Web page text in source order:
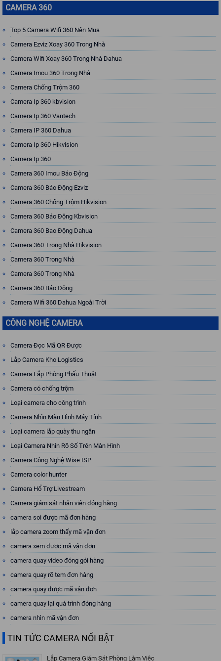
CAMERA 360
Top 5 Camera Wifi 360 Nên Mua
Camera Ezviz Xoay 360 Trong Nhà
Camera Wifi Xoay 360 Trong Nhà Dahua
Camera Imou 360 Trong Nhà
Camera Chống Trộm 360
Camera Ip 360 kbvision
Camera Ip 360 Vantech
Camera IP 360 Dahua
Camera Ip 360 Hikvision
Camera Ip 360
Camera 360 Imou Báo Động
Camera 360 Báo Động Ezviz
Camera 360 Chống Trộm Hikvision
Camera 360 Báo Động Kbvision
Camera 360 Bao Động Dahua
Camera 360 Trong Nhà Hikvision
Camera 360 Trong Nhà
Camera 360 Trong Nhà
Camera 360 Báo Động
Camera Wifi 360 Dahua Ngoài Trời
CÔNG NGHỆ CAMERA
Camera Đọc Mã QR Được
Lắp Camera Kho Logistics
Camera Lắp Phòng Phẩu Thuật
Camera có chống trộm
Loại camera cho công trình
Camera Nhìn Màn Hình Máy Tính
Loại camera lắp quày thu ngân
Loại Camera Nhìn Rõ Số Trên Màn Hình
Camera Công Nghệ Wise ISP
Camera color hunter
Camera Hổ Trợ Livestream
Camera giám sát nhân viên đóng hàng
camera soi được mã đơn hàng
lắp camera zoom thấy mã vận đơn
camera xem được mã vận đơn
camera quay video đóng gói hàng
camera quay rõ tem đơn hàng
camera quay được mã vận đơn
camera quay lại quá trình đóng hàng
camera nhìn mã vận đơn
TIN TỨC CAMERA NỔI BẬT
Lắp Camera Giám Sát Phòng Làm Việc